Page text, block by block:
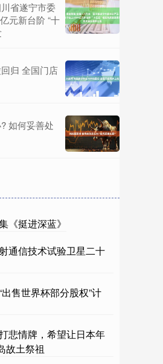
省遂宁市委
元新台阶 “十
归 全国门店
如何妥善处
《挺进深蓝》
通信技术试验卫星二十
售世界杯部分股权”计
悲情牌，希望让日本年
故土祭祖